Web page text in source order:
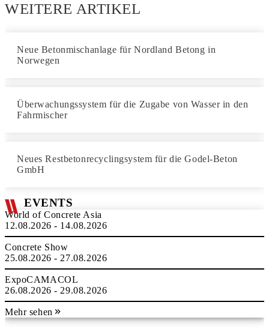
WEITERE ARTIKEL
Neue Betonmischanlage für Nordland Betong in
Norwegen
Überwachungssystem für die Zugabe von Wasser in den
Fahrmischer
Neues Restbetonrecyclingsystem für die Godel-Beton
GmbH
EVENTS
World of Concrete Asia
12.08.2026 - 14.08.2026
Concrete Show
25.08.2026 - 27.08.2026
ExpoCAMACOL
26.08.2026 - 29.08.2026
Mehr sehen